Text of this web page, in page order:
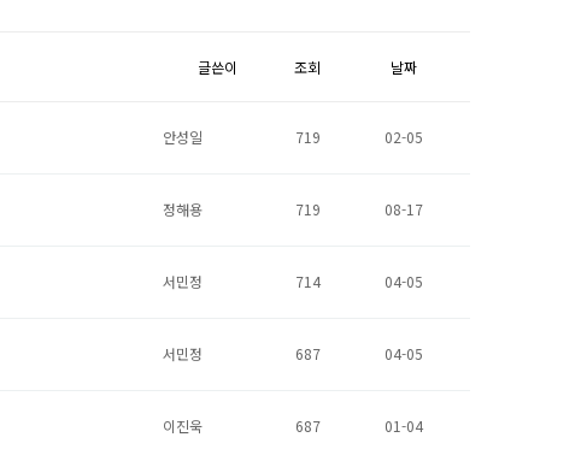
글쓴이 조회 날짜
안성일 719 02-05
정해용 719 08-17
서민정 714 04-05
서민정 687 04-05
이진욱 687 01-04